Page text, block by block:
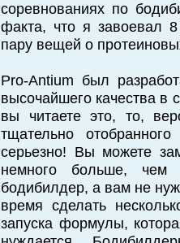
соревнованиях по
факта, что я завоевал
пару вещей о
Pro-Antium был
высочайшего качества в
вы читаете это, то,
тщательно
серьезно! Вы можете
немного больше,
бодибилдер, а вам не
время сделать
запуска формулы,